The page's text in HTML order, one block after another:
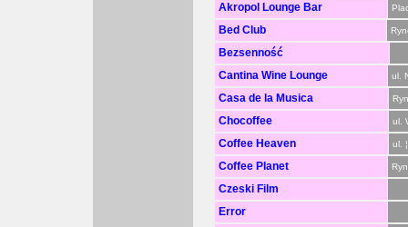
Akropol Lounge Bar
Bed Club
Bezsenność
Cantina Wine Lounge
ul.
Casa de la Musica
Chocoffee ul.
Coffee Heaven ul.
Coffee Planet
Czeski Film
Error